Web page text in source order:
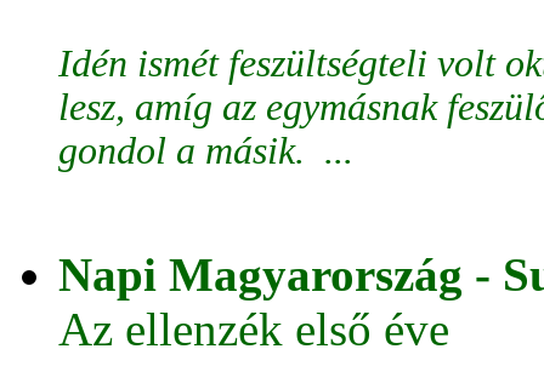
Idén ismét feszültségteli volt
lesz, amíg az egymásnak
gondol a másik. ...
Napi Magyarország -
Az ellenzék első éve